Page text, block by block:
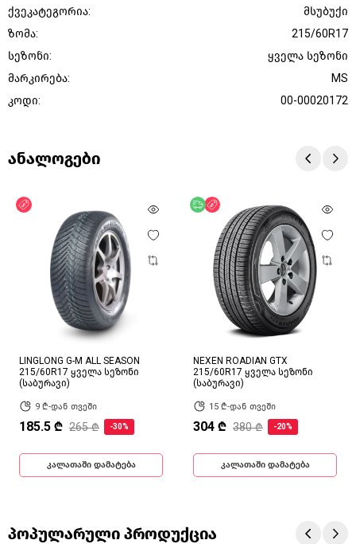
ქვეკატეგორია:
მსუბუქი
ზომა:
215/60R17
სეზონი:
ყველა სეზონი
მარკირება:
MS
კოდი:
00-00020172
ანალოგები
LINGLONG G-M ALL SEASON
215/60R17 ყველა სეზონი
(საბურავი)
9 ₾-დან თვეში
185.5 ₾ 265 ₾ -30%
კალათაში დამატება
უფასო მიწოდება
ფასდაკლება
NEXEN ROADIAN GTX
215/60R17 ყველა სეზონი
(საბურავი)
15 ₾-დან თვეში
304 ₾ 380 ₾ -20%
კალათაში დამატება
პოპულარული პროდუქცია